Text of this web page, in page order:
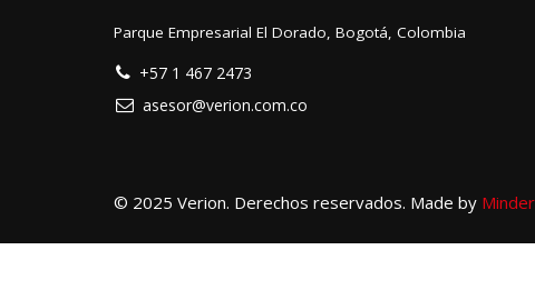
Parque Empresarial El Dorado, Bogotá, Colombia
+57 1 467 2473
asesor@verion.com.co
© 2025 Verion. Derechos reservados. Made by